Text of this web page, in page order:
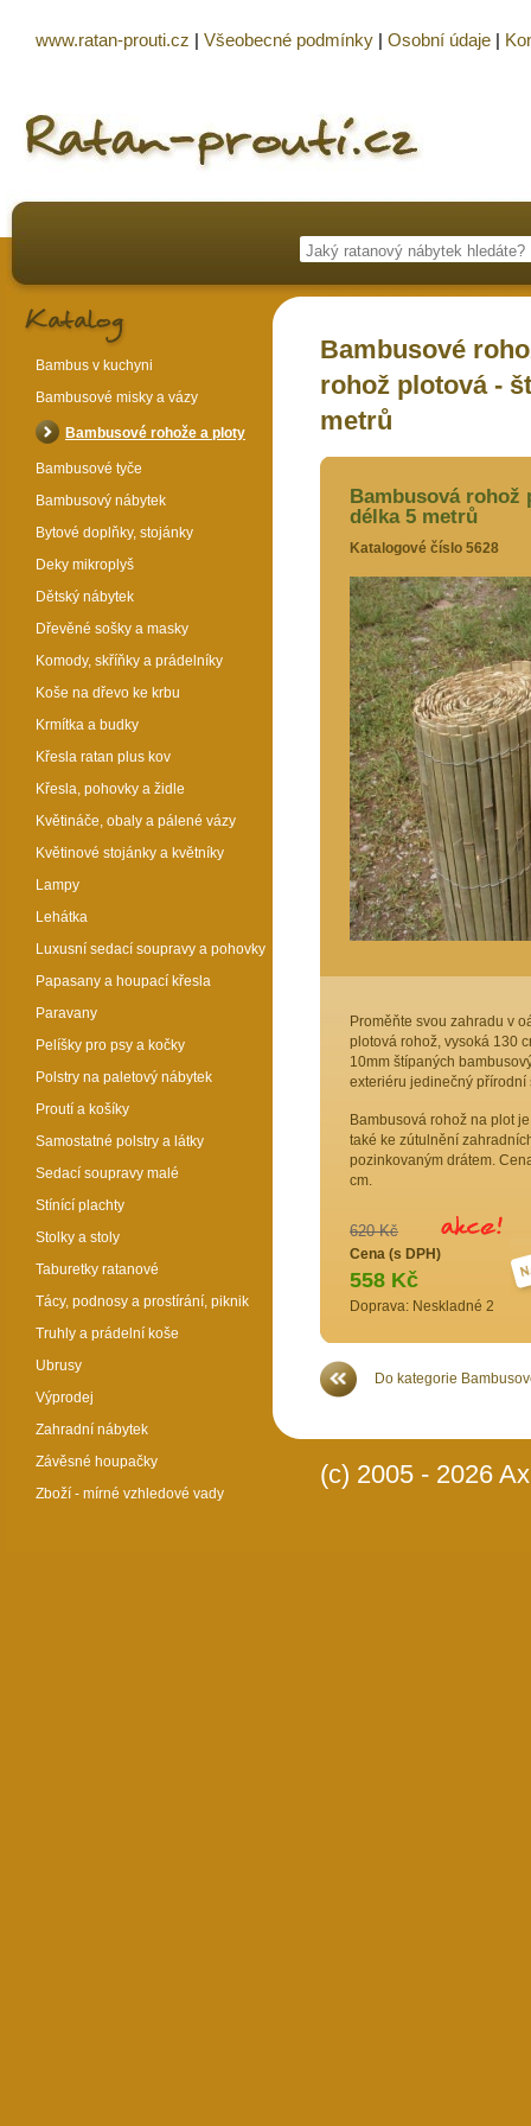
Bambusové
rohož plotová -
metrů
Bambusová rohož
délka 5 metrů
Katalogové číslo 5628
Proměňte svou zahradu v
plotová rohož, vysoká 130
10mm štípaných
exteriéru jedinečný přírodní
Bambusová rohož na plot
také ke zútulnění
pozinkovaným drátem.
cm.
620 Kč
Cena (s DPH)
558 Kč
Doprava: Neskladné 2
Do kategorie
(c) 2005 - 2026
Bambus v kuchyni
Bambusové misky a vázy
Bambusové rohože a ploty
Bambusové tyče
Bambusový nábytek
Bytové doplňky, stojánky
Deky mikroplyš
Dětský nábytek
Dřevěné sošky a masky
Komody, skříňky a prádelníky
Koše na dřevo ke krbu
Krmítka a budky
Křesla ratan plus kov
Křesla, pohovky a židle
Květináče, obaly a pálené vázy
Květinové stojánky a květníky
Lampy
Lehátka
Luxusní sedací soupravy a pohovky
Papasany a houpací křesla
Paravany
Pelíšky pro psy a kočky
Polstry na paletový nábytek
Proutí a košíky
Samostatné polstry a látky
Sedací soupravy malé
Stínící plachty
Stolky a stoly
Taburetky ratanové
Tácy, podnosy a prostírání, piknik
Truhly a prádelní koše
Ubrusy
Výprodej
Zahradní nábytek
Závěsné houpačky
Zboží - mírné vzhledové vady
www.ratan-prouti.cz | Všeobecné podmínky | Osobní údaje |